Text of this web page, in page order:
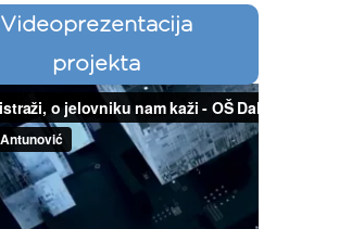
Videoprezentacija
projekta